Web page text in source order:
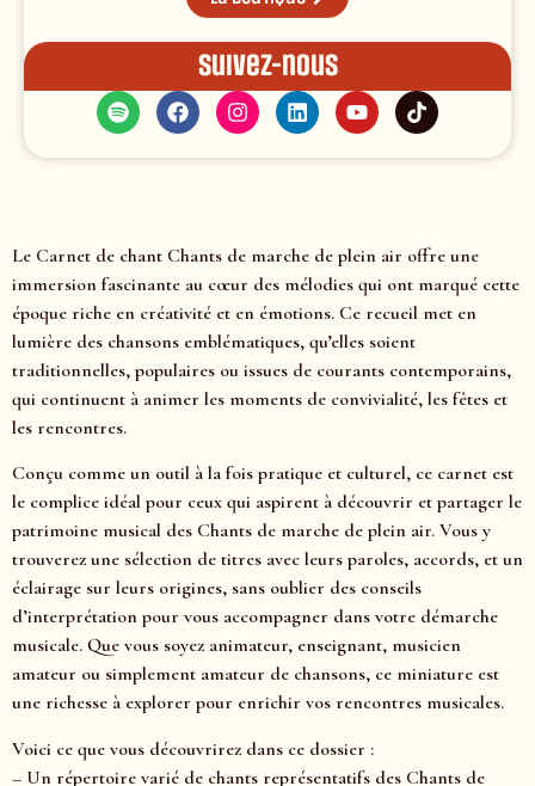
Suivez-nous
Le Carnet de chant Chants de marche de plein air offre une
immersion fascinante au cœur des mélodies qui ont marqué cette
époque riche en créativité et en émotions. Ce recueil met en
lumière des chansons emblématiques, qu’elles soient
traditionnelles, populaires ou issues de courants contemporains,
qui continuent à animer les moments de convivialité, les fêtes et
les rencontres.
Conçu comme un outil à la fois pratique et culturel, ce carnet est
le complice idéal pour ceux qui aspirent à découvrir et partager le
patrimoine musical des Chants de marche de plein air. Vous y
trouverez une sélection de titres avec leurs paroles, accords, et un
éclairage sur leurs origines, sans oublier des conseils
d’interprétation pour vous accompagner dans votre démarche
musicale. Que vous soyez animateur, enseignant, musicien
amateur ou simplement amateur de chansons, ce miniature est
une richesse à explorer pour enrichir vos rencontres musicales.
Voici ce que vous découvrirez dans ce dossier :
– Un répertoire varié de chants représentatifs des Chants de